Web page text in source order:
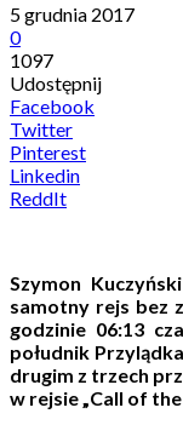
5 grudnia 2017
0
1097
Udostępnij
Facebook
Twitter
Pinterest
Linkedin
ReddIt
Szymon
samotny rejs bez
godzinie 06:13
południk
drugim z trzech
w rejsie „Call of the